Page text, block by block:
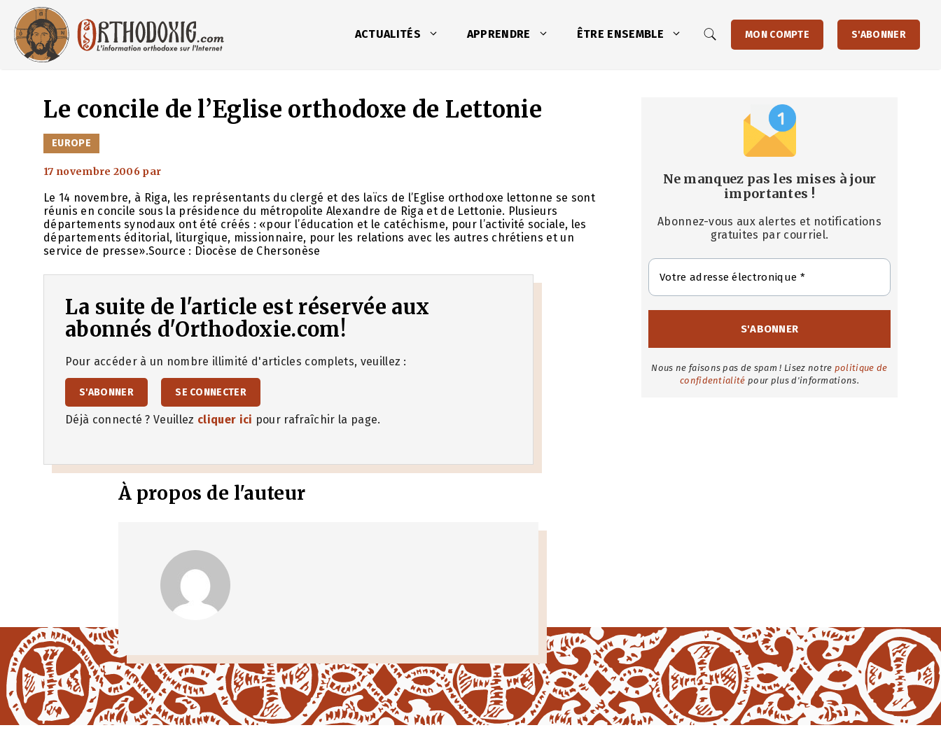
contenu
ACTUALITÉS APPRENDRE ÊTRE ENSEMBLE MON COMPTE S'ABONNER
Le concile de l’Eglise orthodoxe de Lettonie
CATÉGORIES
EUROPE
17 novembre 2006 par
Le 14 novembre, à Riga, les représentants du clergé et des laïcs de l’Eglise orthodoxe lettonne se sont
réunis en concile sous la présidence du métropolite Alexandre de Riga et de Lettonie. Plusieurs
départements synodaux ont été créés : «pour l’éducation et le catéchisme, pour l’activité sociale, les
départements éditorial, liturgique, missionnaire, pour les relations avec les autres chrétiens et un
service de presse».Source : Diocèse de Chersonèse
La suite de l'article est réservée aux
abonnés d'Orthodoxie.com!
Pour accéder à un nombre illimité d'articles complets, veuillez :
S'ABONNER SE CONNECTER
Déjà connecté ? Veuillez cliquer ici pour rafraîchir la page.
À propos de l'auteur
Ne manquez pas les mises à jour
importantes !
Abonnez-vous aux alertes et notifications
gratuites par courriel.
Nous ne faisons pas de spam ! Lisez notre politique de
confidentialité pour plus d'informations.